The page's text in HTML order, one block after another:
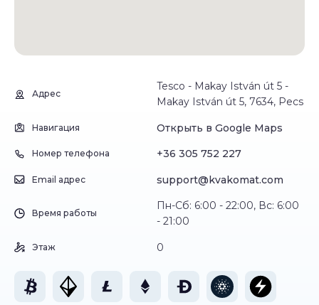
Адрес
Tesco - Makay István út 5 -
Makay István út 5, 7634, Pecs
Навигация Открыть в Google Maps
Номер телефона +36 305 752 227
Email адрес support@kvakomat.com
Время работы
Пн-Сб: 6:00 - 22:00, Вс: 6:00
- 21:00
Этаж 0